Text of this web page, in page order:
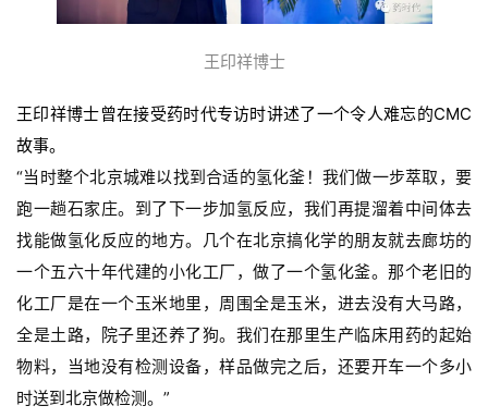
王印祥博士
王印祥博士曾在接受药时代专访时讲述了一个令人难忘的CMC
故事。
“当时整个北京城难以找到合适的氢化釜！我们做一步萃取，要
跑一趟石家庄。到了下一步加氢反应，我们再提溜着中间体去
找能做氢化反应的地方。几个在北京搞化学的朋友就去廊坊的
一个五六十年代建的小化工厂，做了一个氢化釜。那个老旧的
化工厂是在一个玉米地里，周围全是玉米，进去没有大马路，
全是土路，院子里还养了狗。我们在那里生产临床用药的起始
物料，当地没有检测设备，样品做完之后，还要开车一个多小
时送到北京做检测。”